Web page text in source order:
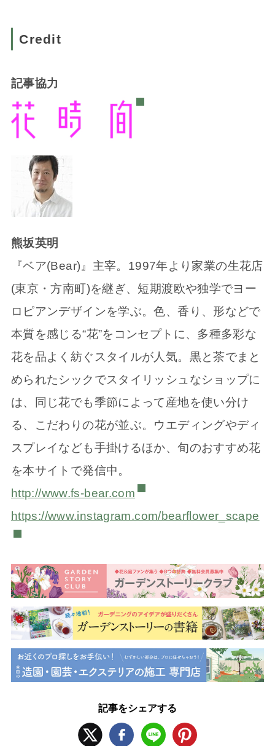
Credit
記事協力
熊坂英明
『ベア(Bear)』主宰。1997年より家業の生花店
(東京・方南町)を継ぎ、短期渡欧や独学でヨー
ロピアンデザインを学ぶ。色、香り、形などで
本質を感じる“花”をコンセプトに、多種多彩な
花を品よく紡ぐスタイルが人気。黒と茶でまと
められたシックでスタイリッシュなショップに
は、同じ花でも季節によって産地を使い分け
る、こだわりの花が並ぶ。ウエディングやディ
スプレイなども手掛けるほか、旬のおすすめ花
を本サイトで発信中。
http://www.fs-bear.com
https://www.instagram.com/bearflower_scape
記事をシェアする